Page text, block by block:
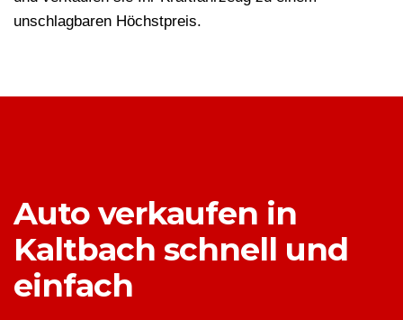
unschlagbaren Höchstpreis.
Auto verkaufen in
Kaltbach schnell und
einfach